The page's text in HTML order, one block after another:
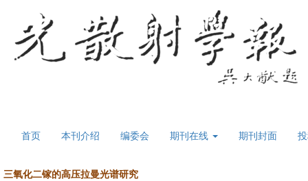
首页 本刊介绍 编委会 期刊在线 期刊封面
三氧化二镓的高压拉曼光谱研究